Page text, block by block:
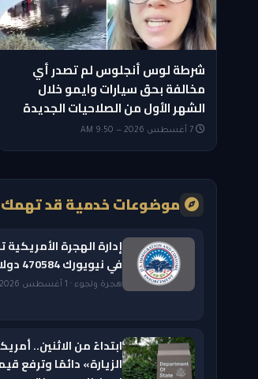
شرطة لوس أنجلوس لم تصدر أي
مخالفة بحق سيارات وايمو خلال
الشهر الأول من الصلاحيات الجديدة
موضوعات خدمية قد تهمك
إدارة الهجرة
في نيويورك 470584 دولاراً
هجرة ولجوء · 1 أغسطس 2026 — 7:10 PM
ابتداءً من الاثنين..